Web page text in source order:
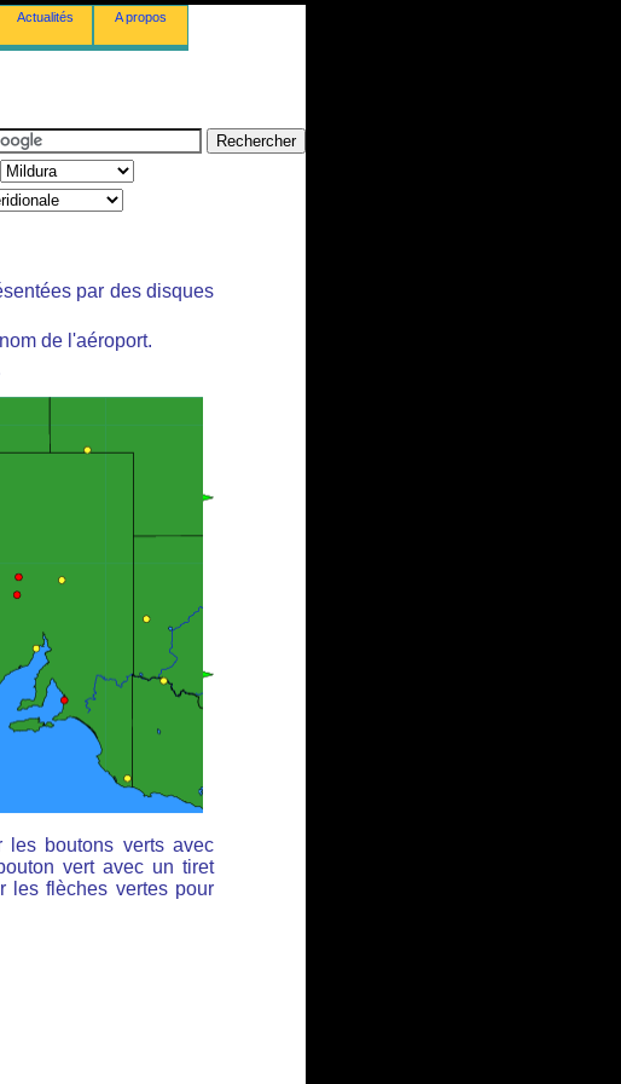
Actualités A propos
par des disques
de l'aéroport.
les boutons verts avec
vert avec un tiret
les flèches vertes pour